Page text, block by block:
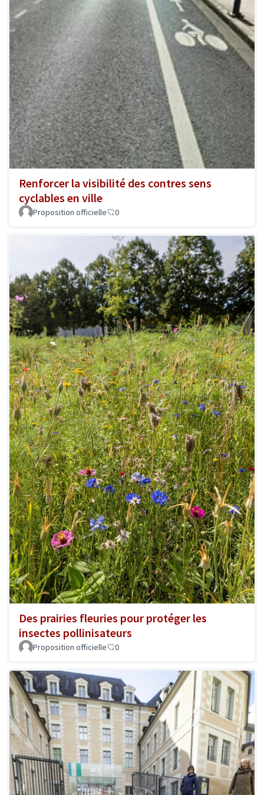
Renforcer la visibilité des contres sens
cyclables en ville
Proposition officielle 0
Des prairies fleuries pour protéger les
insectes pollinisateurs
Proposition officielle 0